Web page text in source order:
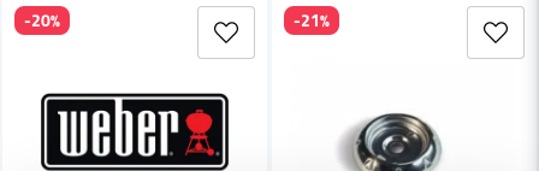
Ja, ni får publicera min fråga
-20% -21%